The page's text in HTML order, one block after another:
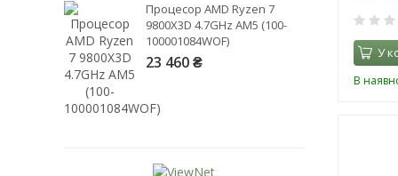
У
В
974
Процесор AMD Ryzen 7
9800X3D 4.7GHz AM5 (100-
100001084WOF)
23 460 ₴